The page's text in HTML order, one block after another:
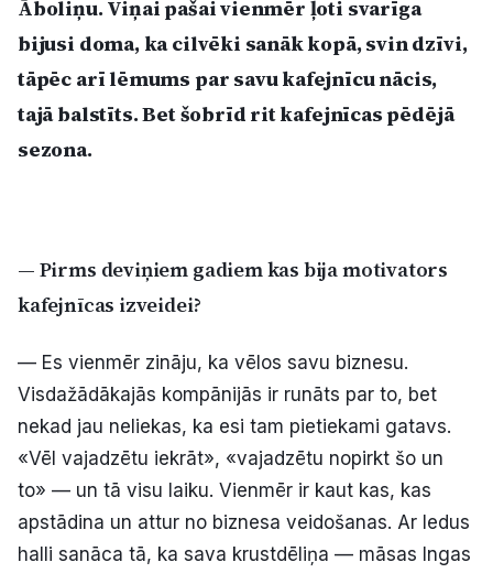
Kontakti
Ziņo redakcijai
Āboliņu. Viņai pašai vienmēr ļoti svarīga
bijusi doma, ka cilvēki sanāk kopā, svin dzīvi,
tāpēc arī lēmums par savu kafejnīcu nācis,
tajā balstīts. Bet šobrīd rit kafejnīcas pēdējā
sezona.
— Pirms deviņiem gadiem kas bija motivators
kafejnīcas izveidei?
— Es vienmēr zināju, ka vēlos savu biznesu.
Visdažādākajās kompānijās ir runāts par to, bet
nekad jau neliekas, ka esi tam pietiekami gatavs.
«Vēl vajadzētu iekrāt», «vajadzētu nopirkt šo un
to» — un tā visu laiku. Vienmēr ir kaut kas, kas
apstādina un attur no biznesa veidošanas. Ar ledus
halli sanāca tā, ka sava krustdēliņa — māsas Ingas